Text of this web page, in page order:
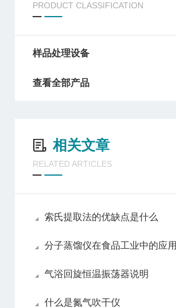
PRODUCT CLASSIFICATION
样品处理设备
查看全部产品
相关文章
RELATED ARTICLES
索氏提取法的优缺点是什么
分子蒸馏仪在食品工业中的应用
气浴回旋恒温振荡器说明
什么是氮气吹干仪